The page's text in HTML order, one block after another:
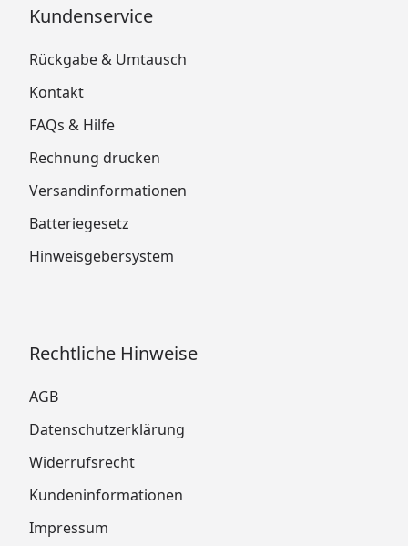
Kundenservice
Rückgabe & Umtausch
Kontakt
FAQs & Hilfe
Rechnung drucken
Versandinformationen
Batteriegesetz
Hinweisgebersystem
Rechtliche Hinweise
AGB
Datenschutzerklärung
Widerrufsrecht
Kundeninformationen
Impressum